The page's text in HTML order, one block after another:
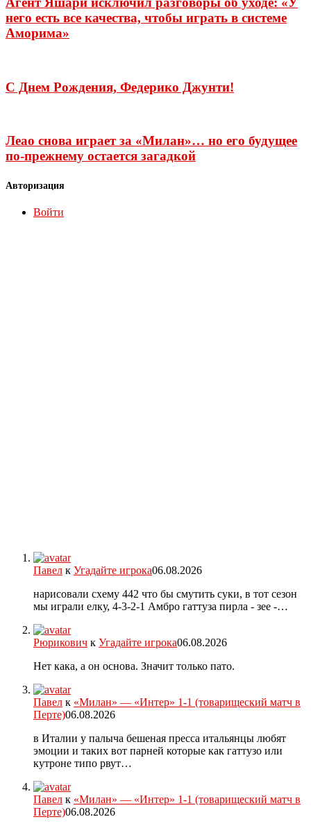
него есть все качества, чтобы играть в системе
Аморима»
С Днем Рождения, Федерико Джунти!
Леао снова играет за «Милан»… но его будущее
по-прежнему остается загадкой
Авторизация
Войти
Павел к Угадайте игрока06.08.2026
нарисовали схему 442 что бы смутить суки, в тот сезон
мы играли елку, 4-3-2-1 Амбро гаттуза пирла - зее -…
Рюрикович к Угадайте игрока06.08.2026
Нет кака, а он основа. Значит только пато.
Павел к «Милан» — «Интер» 1-1 (товарищеский матч в
Перте)06.08.2026
в Италии у палыча бешеная пресса итальянцы любят
эмоции и таких вот парней которые как гаттузо или
кутроне типо рвут…
Павел к «Милан» — «Интер» 1-1 (товарищеский матч в
Перте)06.08.2026